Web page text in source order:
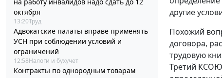
октября
13:20Труд
Адвокатские палаты вправе применять
УСН при соблюдении условий и
ограничений
12:58Налоги и бухучет
Контракты по однородным товарам
другие
Похожий
договора,
трудовую
Третий КСОЮ